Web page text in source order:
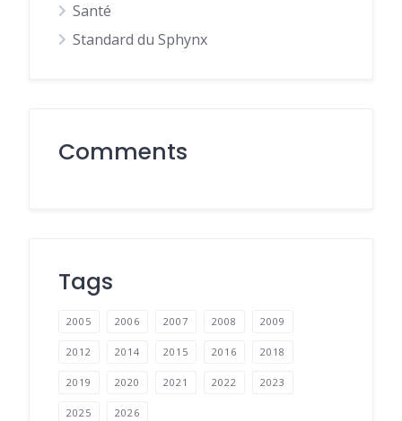
Santé
Standard du Sphynx
Comments
Tags
2005 2006 2007 2008 2009
2012 2014 2015 2016 2018
2019 2020 2021 2022 2023
2025 2026